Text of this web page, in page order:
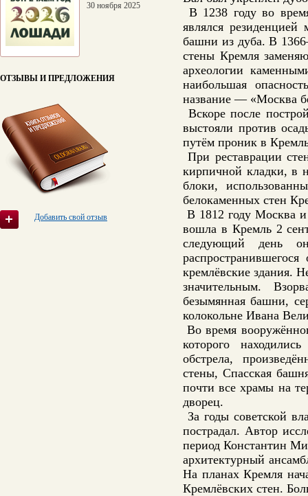
30 ноября 2025
ОТЗЫВЫ И ПРЕДЛОЖЕНИЯ
Добавить свой отзыв
В 1238 году во
являлся
башни из дуба. В
стены Кремля
археологии
наибольшая
название — «Москва
Вскоре после
выстояли против
путём проник в
При реставрации
кирпичной кладки, в
блоки,
белокаменных стен
В 1812 году Москва
вошла в Кремль 2
следующий день
кремлёвские здания.
значительным.
безымянная башни,
колокольне Ивана
Во время
которого
обстрела,
стены, Спасская
почти все храмы на
дворец.
За годы советской
пострадал. Автор
период Константин
архитектурный
На планах Кремля
Кремлёвских стен.